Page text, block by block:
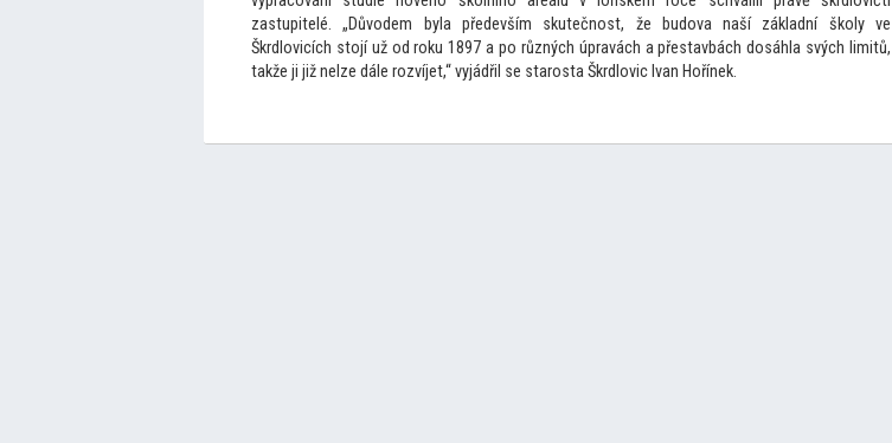
zastupitelé. „Důvodem byla především skutečnost, že budova naší základní školy ve
Škrdlovicích stojí už od roku 1897 a po různých úpravách a přestavbách dosáhla svých limitů,
takže ji již nelze dále rozvíjet,“ vyjádřil se starosta Škrdlovic Ivan Hořínek.